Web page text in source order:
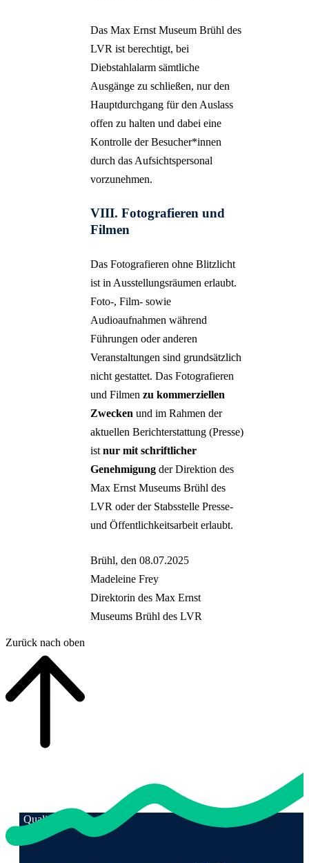
Das Max Ernst Museum Brühl des
LVR ist berechtigt, bei
Diebstahlalarm sämtliche
Ausgänge zu schließen, nur den
Hauptdurchgang für den Auslass
offen zu halten und dabei eine
Kontrolle der Besucher*innen
durch das Aufsichtspersonal
vorzunehmen.
VIII. Fotografieren und
Filmen
Das Fotografieren ohne Blitzlicht
ist in Ausstellungsräumen erlaubt.
Foto-, Film- sowie
Audioaufnahmen während
Führungen oder anderen
Veranstaltungen sind grundsätzlich
nicht gestattet. Das Fotografieren
und Filmen zu kommerziellen
Zwecken und im Rahmen der
aktuellen Berichterstattung (Presse)
ist nur mit schriftlicher
Genehmigung der Direktion des
Max Ernst Museums Brühl des
LVR oder der Stabsstelle Presse-
und Öffentlichkeitsarbeit erlaubt.
Brühl, den 08.07.2025
Madeleine Frey
Direktorin des Max Ernst
Museums Brühl des LVR
Zurück nach oben
Qualität für Menschen